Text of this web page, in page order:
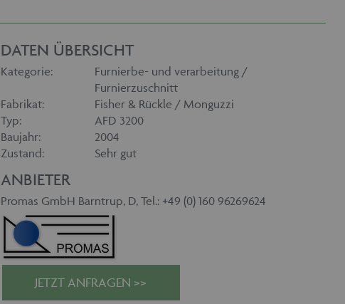
DATEN ÜBERSICHT
Kategorie:
Furnierbe- und verarbeitung /
Furnierzuschnitt
Fabrikat:
Fisher & Rückle / Monguzzi
Typ:
AFD 3200
Baujahr:
2004
Zustand:
Sehr gut
ANBIETER
Promas GmbH Barntrup, D, Tel.: +49 (0) 160 96269624
JETZT ANFRAGEN >>